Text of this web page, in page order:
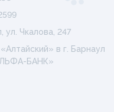
ул. Чкалова, 247
в г. Барнаул
БАНК»